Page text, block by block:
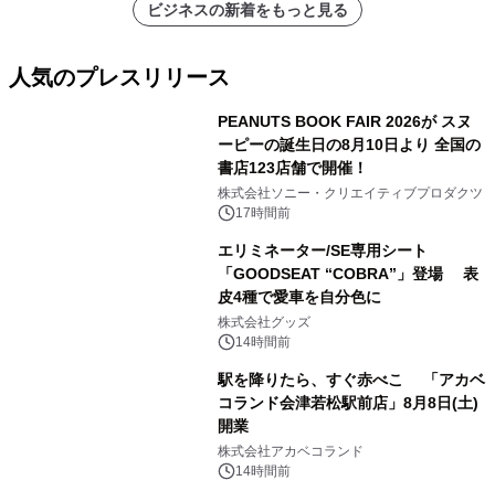
ビジネスの新着をもっと見る
人気のプレスリリース
PEANUTS BOOK FAIR 2026が スヌ
ーピーの誕生日の8月10日より 全国の
書店123店舗で開催！
株式会社ソニー・クリエイティブプロダクツ
17時間前
エリミネーター/SE専用シート
「GOODSEAT “COBRA”」登場 表
皮4種で愛車を自分色に
株式会社グッズ
14時間前
駅を降りたら、すぐ赤べこ 「アカベ
コランド会津若松駅前店」8月8日(土)
開業
株式会社アカベコランド
14時間前